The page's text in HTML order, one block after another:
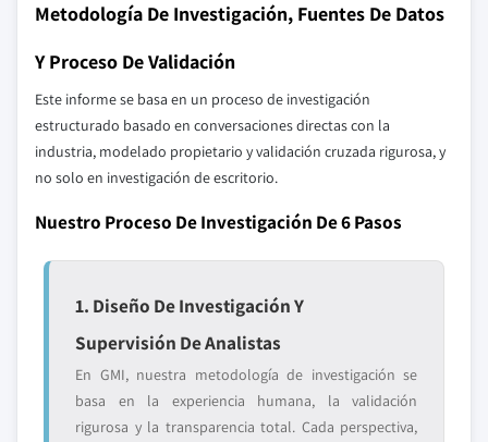
Metodología De Investigación, Fuentes De Datos
Y Proceso De Validación
Este informe se basa en un proceso de investigación
estructurado basado en conversaciones directas con la
industria, modelado propietario y validación cruzada rigurosa, y
no solo en investigación de escritorio.
Nuestro Proceso De Investigación De 6 Pasos
1. Diseño De Investigación Y
Supervisión De Analistas
En GMI, nuestra metodología de investigación se
basa en la experiencia humana, la validación
rigurosa y la transparencia total. Cada perspectiva,